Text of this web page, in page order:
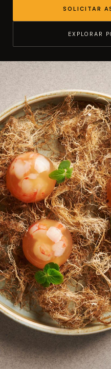
SOLICITAR
EXPLORAR